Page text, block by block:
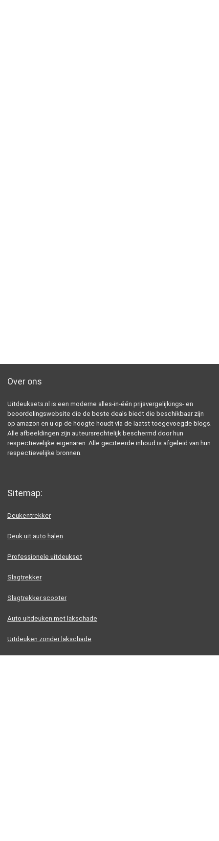
Over ons
Uitdeuksets.nl is een moderne alles-in-één prijsvergelijkings- en
beoordelingswebsite die de beste deals biedt die beschikbaar zijn
op amazon en u op de hoogte houdt via de laatst toegevoegde blogs.
Alle afbeeldingen zijn auteursrechtelijk beschermd door hun
respectievelijke eigenaren. Alle geciteerde inhoud is afgeleid van hun
respectievelijke bronnen.
Sitemap:
Deukentrekker
Deuk uit auto halen
Professionele uitdeukset
Slagtrekker
Slagtrekker scooter
Auto uitdeuken met lakschade
Uitdeuken zonder lakschade